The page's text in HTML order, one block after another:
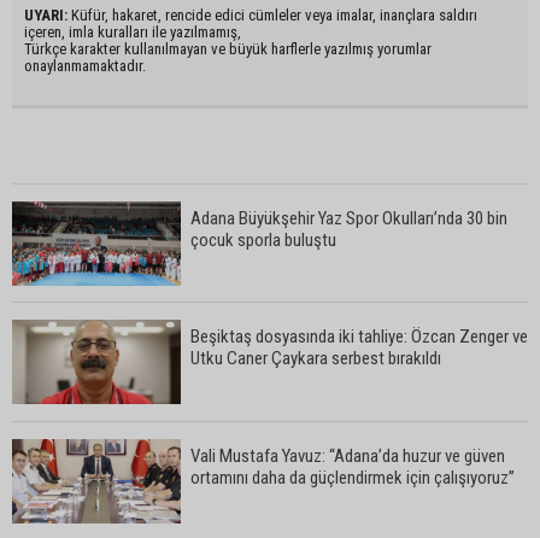
UYARI: Küfür, hakaret, rencide edici cümleler veya imalar, inançlara saldırı
içeren, imla kuralları ile yazılmamış,
Türkçe karakter kullanılmayan ve büyük harflerle yazılmış yorumlar
onaylanmamaktadır.
Adana Büyükşehir Yaz Spor Okulları’nda 30 bin
çocuk sporla buluştu
Beşiktaş dosyasında iki tahliye: Özcan Zenger ve
Utku Caner Çaykara serbest bırakıldı
Vali Mustafa Yavuz: “Adana’da huzur ve güven
ortamını daha da güçlendirmek için çalışıyoruz”